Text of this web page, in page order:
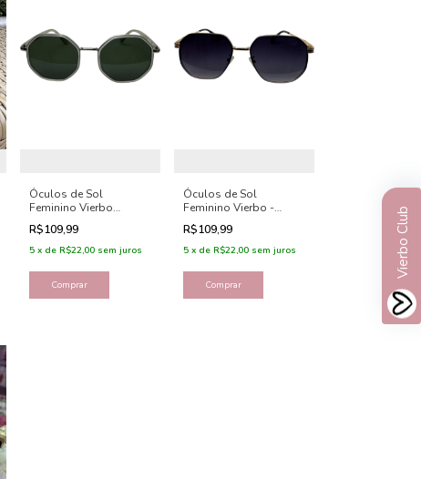
Óculos de Sol
Feminino Vierbo
Hexagonal - Mônaco
R$109,99
5 x de R$22,00 sem juros
Comprar
Óculos de Sol
Feminino Vierbo -
Serena
R$109,99
5 x de R$22,00 sem juros
Comprar
Vierbo Club